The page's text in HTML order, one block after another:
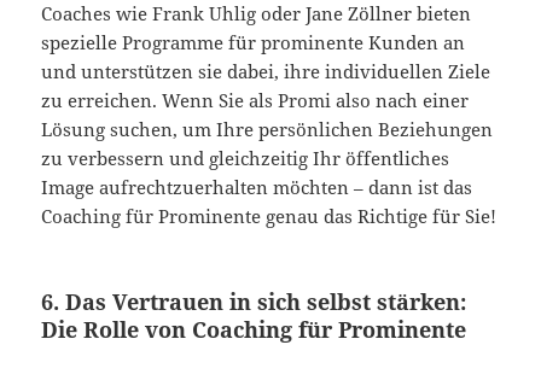
Coaches wie Frank Uhlig oder Jane Zöllner bieten
spezielle Programme für prominente Kunden an
und unterstützen sie dabei, ihre individuellen Ziele
zu erreichen. Wenn Sie als Promi also nach einer
Lösung suchen, um Ihre persönlichen Beziehungen
zu verbessern und gleichzeitig Ihr öffentliches
Image aufrechtzuerhalten möchten – dann ist das
Coaching für Prominente genau das Richtige für Sie!
6. Das Vertrauen in sich selbst stärken:
Die Rolle von Coaching für Prominente